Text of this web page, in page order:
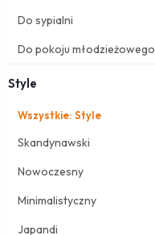
Do sypialni
Do pokoju młodzieżowego
Style
Wszystkie: Style
Skandynawski
Nowoczesny
Minimalistyczny
Japandi